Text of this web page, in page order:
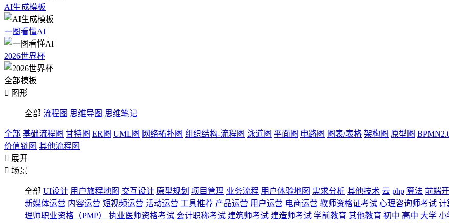
AI生成模板
一图看懂AI
2026世界杯
全部模板
 图形
全部 流程图 思维导图 思维笔记
全部 基础流程图 甘特图 ER图 UML图 网络拓扑图 组织结构-流程图 泳道图 平面图 电路图 图表/表格 架构图 原型图
价值链图 其他流程图
 展开
 场景
全部 UI设计 用户旅程地图 交互设计 原型规划 项目管理 业务流程 用户体验地图 需求分析 其他技术 云 php 算法 前端
新媒体运营 内容运营 短视频运营 活动运营 工具推荐 产品运营 用户运营 电商运营 教师资格证考试 心理咨询师考试 计
理师职业资格（PMP）
执业医师资格考试 会计职称考试 建筑师考试 建造师考试 学前教育 其他教育 初中 高中 大学 小